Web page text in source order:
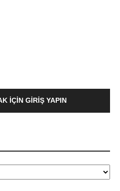
İÇIN GIRIŞ YAPIN